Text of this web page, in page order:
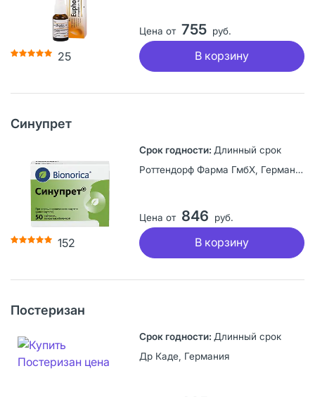
25
Цена от 755 руб.
В корзину
Синупрет
152
Длинный срок
Роттендорф Фарма ГмбХ, Германия
Цена от 846 руб.
В корзину
Постеризан
Длинный срок
Др Каде, Германия